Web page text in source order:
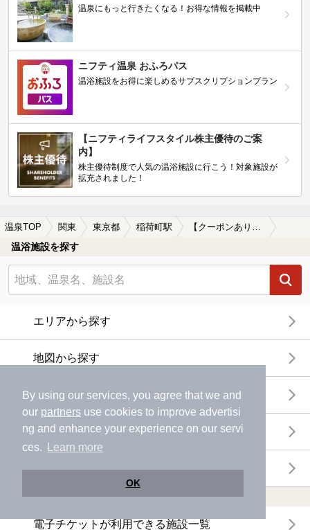
By using our services, you agree that we and
our partners use cookies to improve advertisi
ng and enhance your experience on our servi
ces.
Learn more
OK
温泉にもっと行きたくなる！お得な情報を掲載中
ニフティ温泉 おふろパス
温浴施設をお得に楽しめるサブスクリプションプラン
【ニフティライフスタイル株主優待のご案
内】
株主優待制度で人気の温浴施設に行こう！対象施設が
拡充されました！
温泉TOP 関東 東京都 稲荷町駅 【クーポンあり】冷え性に効能がある稲荷町駅近くの温泉、日帰り温泉、スーパー銭湯おすすめ
温浴施設を探す
エリアから探す
地図から探す
特徴から探す
温泉地から探す
関連キーワードから探す
おトクに利用する
電子チケットが利用できる施設一覧